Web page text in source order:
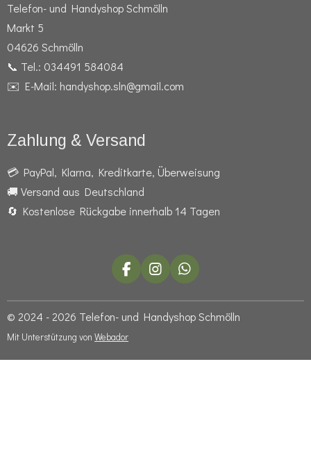
Telefon- und Handyshop Schmölln
Markt 5
04626 Schmölln
📞 Tel.: 034491 584084
✉️ E-Mail: handyshop.sln@gmail.com
Zahlung & Versand
💳 PayPal, Klarna, Kreditkarte, Überweisung
🚚 Versand aus Deutschland
🔄 Kostenlose Rückgabe innerhalb 14 Tagen
F
a
c
e
o
I
n
s
t
W
h
a
t
© 2024 - 2026 Telefon- und Handyshop Schmölln
Mit Unterstützung von Webador